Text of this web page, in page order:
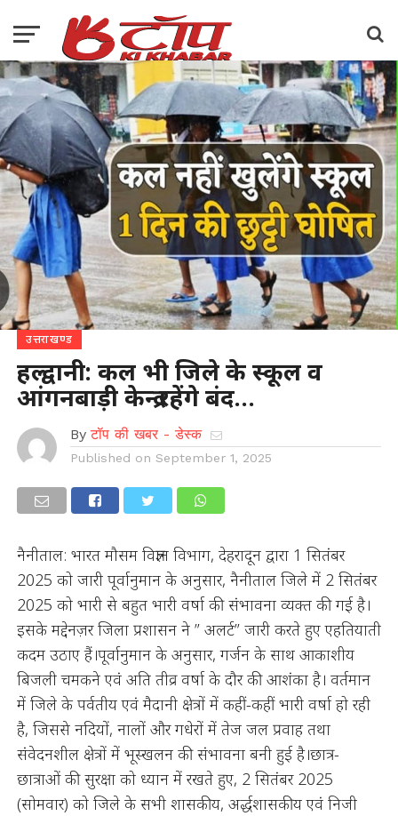
उत्तराखण्ड
हल्द्वानी: कल भी जिले के स्कूल व
आंगनबाड़ी केन्द्र रहेंगे बंद…
By टॉप की खबर - डेस्क
Published on September 1, 2025
नैनीताल: भारत मौसम विज्ञान विभाग, देहरादून द्वारा 1 सितंबर
2025 को जारी पूर्वानुमान के अनुसार, नैनीताल जिले में 2 सितंबर
2025 को भारी से बहुत भारी वर्षा की संभावना व्यक्त की गई है।
इसके मद्देनज़र जिला प्रशासन ने ” अलर्ट” जारी करते हुए एहतियाती
कदम उठाए हैं।पूर्वानुमान के अनुसार, गर्जन के साथ आकाशीय
बिजली चमकने एवं अति तीव्र वर्षा के दौर की आशंका है। वर्तमान
में जिले के पर्वतीय एवं मैदानी क्षेत्रों में कहीं-कहीं भारी वर्षा हो रही
है, जिससे नदियों, नालों और गधेरों में तेज जल प्रवाह तथा
संवेदनशील क्षेत्रों में भूस्खलन की संभावना बनी हुई है।छात्र-
छात्राओं की सुरक्षा को ध्यान में रखते हुए, 2 सितंबर 2025
(सोमवार) को जिले के सभी शासकीय, अर्द्धशासकीय एवं निजी